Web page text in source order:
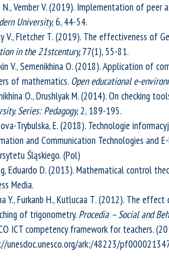
N., Vember V. (2019). Implementation of peer
University, 6, 44-54.
V., Fletcher Т. (2019). Тhe effectiveness of
in the 21stcentury,77(1), 55-81.
V., Semenikhina О. (2018). Application of
of mathematics. Open educational e-
О., Drushlyak M. (2014). On checking
Series: Pedagogy, 2, 189-195.
Trybulska, E. (2018). Technologie
and Communication Technologies and
Śląskiego. (Pol)
Eduardo D. (2013). Mathematical control
Media.
Y., Furkanb Н., Kutlucaa Т. (2012). The
of trigonometry. Procedia – Social and
ICT competency framework for teachers.
unesdoc.unesco.org/ark:/48223/